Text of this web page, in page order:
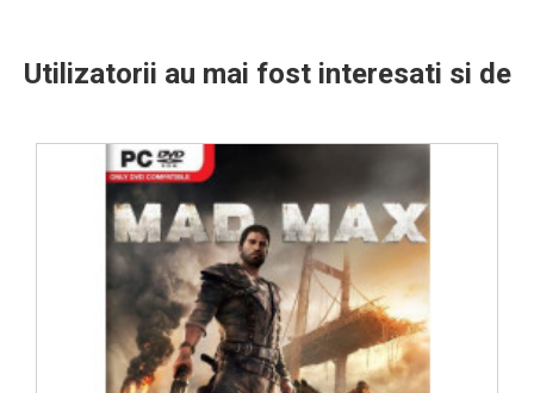
Utilizatorii au mai fost interesati si de